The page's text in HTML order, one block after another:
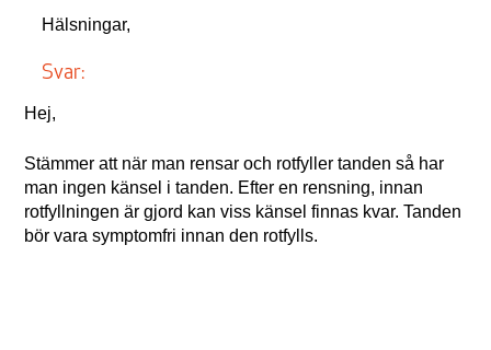
Hälsningar,
Svar:
Hej,
Stämmer att när man rensar och rotfyller tanden så har
man ingen känsel i tanden. Efter en rensning, innan
rotfyllningen är gjord kan viss känsel finnas kvar. Tanden
bör vara symptomfri innan den rotfylls.